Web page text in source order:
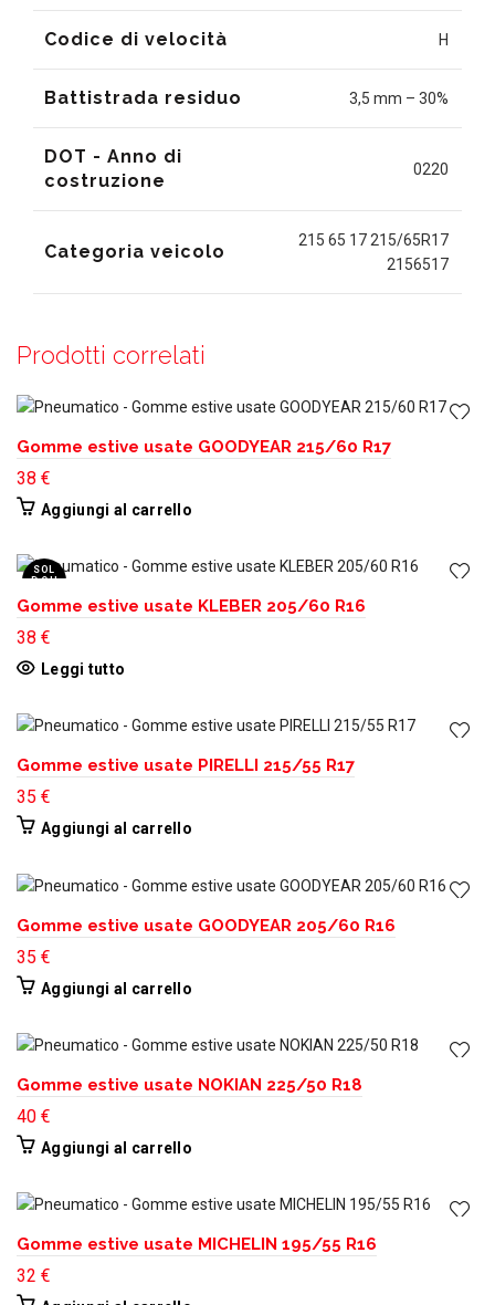
Codice di velocità H
Battistrada residuo 3,5 mm – 30%
DOT - Anno di
costruzione
0220
Categoria veicolo
215 65 17 215/65R17
2156517
Prodotti correlati
Gomme estive usate GOODYEAR 215/60 R17
38 €
Aggiungi al carrello
SOL
D OU
Gomme estive usate KLEBER 205/60 R16
38 €
Leggi tutto
Gomme estive usate PIRELLI 215/55 R17
35 €
Aggiungi al carrello
Gomme estive usate GOODYEAR 205/60 R16
35 €
Aggiungi al carrello
Gomme estive usate NOKIAN 225/50 R18
40 €
Aggiungi al carrello
Gomme estive usate MICHELIN 195/55 R16
32 €